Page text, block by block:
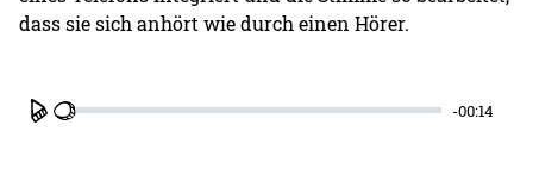
dass sie sich anhört wie durch einen Hörer.
Play
-00:14